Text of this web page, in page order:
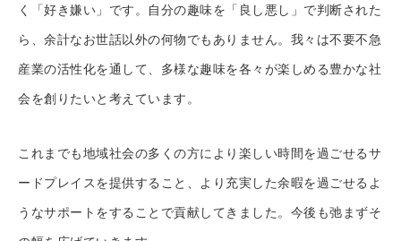
く「好き嫌い」です。自分の趣味を「良し悪し」で判断された
ら、余計なお世話以外の何物でもありません。我々は不要不急
産業の活性化を通して、多様な趣味を各々が楽しめる豊かな社
会を創りたいと考えています。
これまでも地域社会の多くの方により楽しい時間を過ごせるサ
ードプレイスを提供すること、より充実した余暇を過ごせるよ
うなサポートをすることで貢献してきました。今後も弛まずそ